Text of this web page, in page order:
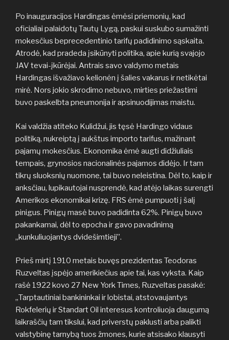
Po inauguracijos Hardingas ėmėsi priemonių, kad
oficialiai palaidotų Tautų Lygą, paskui suskubo sumažinti
mokesčius beprecedentinio tarifų padidinimo sąskaita.
Atrodė, kad pradeda įsikūnyti politika, apie kurią svajojo
JAV tevai-įkūrėjai. Antrais savo valdymo metais
Hardingas išvažiavo kelionėn į šalies vakarus ir netikėtai
mirė. Nors jokio skrodimo nebuvo, mirties priežastimi
buvo paskelbta pneumonija ir apsinuodijimas maistu.
Kai valdžia atiteko Kulidžui, jis tęsė Hardingo vidaus
politiką, nukreiptą į aukštus importo tarifus, mažinant
pajamų mokesčius. Ekonomika ėmė augti didžiuliais
tempais, grynosios nacionalinės pajamos didėjo. Ir tam
tikrų sluoksnių nuomone, tai buvo neleistina. Dėl to, kaip ir
anksčiau, lupikautojai nusprendė, kad atėjo laikas surengti
Amerikos ekonomikai krizę. FRS ėmė pumpuoti į šalį
pinigus. Pinigų masė buvo padidinta 62%. Pinigų buvo
pakankamai, dėl to epocha ir gavo pavadinimą
„kunkuliuojantys dvidešimtieji”.
Prieš mirtį 1910 metais buvęs prezidentas Teodoras
Ruzveltas įspėjo amerikiečius apie tai, kas vyksta. Kaip
rašė 1922 kovo 27 New York Times, Ruzveltas pasakė:
„Tarptautiniai bankininkai ir lobistai, atstovaujantys
Rokfelerių ir Standart Oil interesus kontroliuoja daugumą
laikraščių tam tikslui, kad priverstų paklusti arba palikti
valstybinę tarnybą tuos žmones, kurie atsisako klausyti